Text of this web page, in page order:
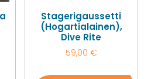
Stagerigaussetti
(Hogartialainen),
Dive Rite
59,00 €